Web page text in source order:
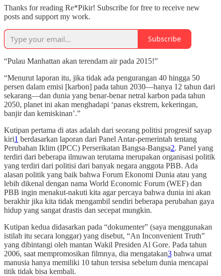
Thanks for reading Re*Pikir! Subscribe for free to receive new
posts and support my work.
Subscribe
“Pulau Manhattan akan terendam air pada 2015!”
“Menurut laporan itu, jika tidak ada pengurangan 40 hingga 50
persen dalam emisi [karbon] pada tahun 2030—hanya 12 tahun dari
sekarang—dan dunia yang benar-benar netral karbon pada tahun
2050, planet ini akan menghadapi ‘panas ekstrem, kekeringan,
banjir dan kemiskinan’.”
Kutipan pertama di atas adalah dari seorang politisi progresif sayap
kiri1 berdasarkan laporan dari Panel Antar-pemerintah tentang
Perubahan Iklim (IPCC) Perserikatan Bangsa-Bangsa2. Panel yang
terdiri dari beberapa ilmuwan terutama merupakan organisasi politik
yang terdiri dari politisi dari banyak negara anggota PBB. Ada
alasan politik yang baik bahwa Forum Ekonomi Dunia atau yang
lebih dikenal dengan nama World Economic Forum (WEF) dan
PBB ingin menakut-nakuti kita agar percaya bahwa dunia ini akan
berakhir jika kita tidak mengambil sendiri beberapa perubahan gaya
hidup yang sangat drastis dan secepat mungkin.
Kutipan kedua didasarkan pada “dokumenter” (saya menggunakan
istilah itu secara longgar) yang disebut, “An Inconvenient Truth”
yang dibintangi oleh mantan Wakil Presiden Al Gore. Pada tahun
2006, saat mempromosikan filmnya, dia mengatakan3 bahwa umat
manusia hanya memiliki 10 tahun tersisa sebelum dunia mencapai
titik tidak bisa kembali.